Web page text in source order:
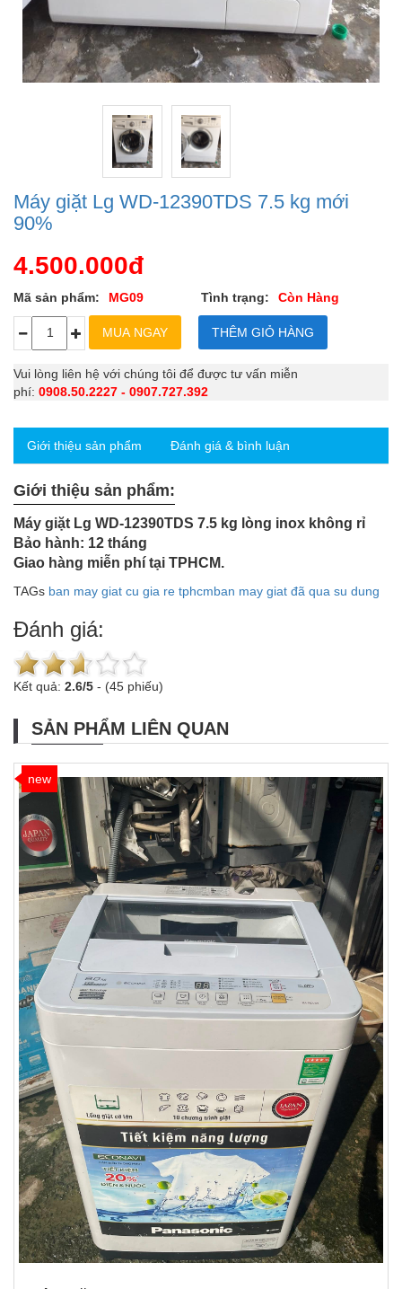
Máy giặt Lg WD-12390TDS 7.5 kg mới
90%
4.500.000đ
Mã sản phẩm: MG09 Tình trạng: Còn Hàng
Vui lòng liên hệ với chúng tôi để được tư vấn miễn
phí: 0908.50.2227 - 0907.727.392
Giới thiệu sản phẩm Đánh giá & bình luận
Giới thiệu sản phẩm:
Máy giặt Lg WD-12390TDS 7.5 kg lòng inox không rỉ
Bảo hành: 12 tháng
Giao hàng miễn phí tại TPHCM.
TAGs ban may giat cu gia re tphcmban may giat đã qua su dung
Đánh giá:
Kết quả: 2.6/5 - (45 phiếu)
SẢN PHẨM LIÊN QUAN
new